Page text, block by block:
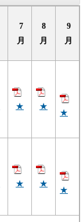
7
月
8
月
9
月
★ ★
★
★ ★
★